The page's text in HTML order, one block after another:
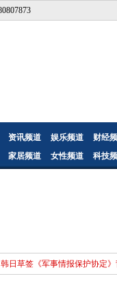
资讯频道 娱乐频道 财经
家居频道
女性频道 科技
日草签《军事情报保护协定